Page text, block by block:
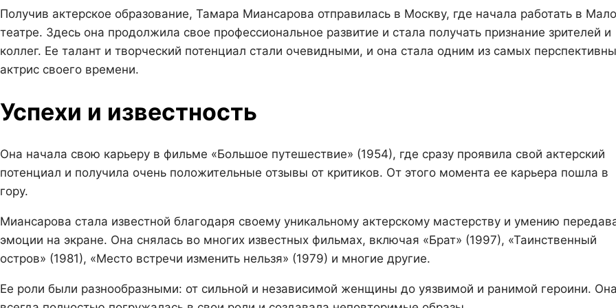
Получив актерское образование, Тамара Миансарова отправилась в Москву, где начала работать в
театре. Здесь она продолжила свое профессиональное развитие и стала получать признание зрителей и
коллег. Ее талант и творческий потенциал стали очевидными, и она стала одним из самых
актрис своего времени.
Успехи и известность
Она начала свою карьеру в фильме «Большое путешествие» (1954), где сразу проявила свой актерский
потенциал и получила очень положительные отзывы от критиков. От этого момента ее карьера пошла в
гору.
Миансарова стала известной благодаря своему уникальному актерскому мастерству и умению
эмоции на экране. Она снялась во многих известных фильмах, включая «Брат» (1997), «Таинственный
остров» (1981), «Место встречи изменить нельзя» (1979) и многие другие.
Ее роли были разнообразными: от сильной и независимой женщины до уязвимой и ранимой героини. Она